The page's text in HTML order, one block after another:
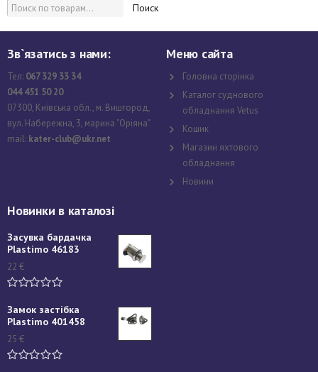
Поиск
Зв`язатись з нами:
Тел: 067 329 33 34
044 451 50 20
07300, Київська обл., м. Вишгород,
вул. Набережна, 3, марина "Оріяна"
mail: kater-club@ukr.net
Меню сайта
Головна сторінка
Каталог суднового
обладнання Vetus
Кошик
Магазин яхтового
обладнання
Новини
Новинки в каталозі
Засувка бардачка
Plastimo 46183
22 €
Замок застібка
Plastimo 401458
25 €